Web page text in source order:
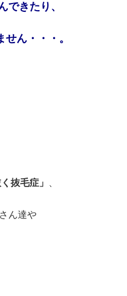
できたり、
ん・・・。
抜毛症」
ん達や